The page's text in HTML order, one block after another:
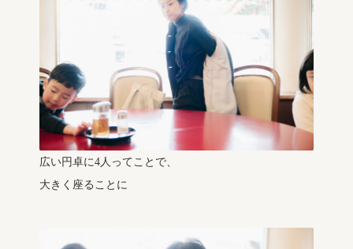
広い円卓に4人ってことで、
大きく座ることに